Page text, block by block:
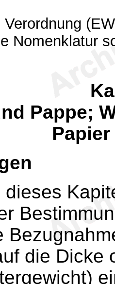
Nomenklatur
Pappe;
dieses
die Dicke